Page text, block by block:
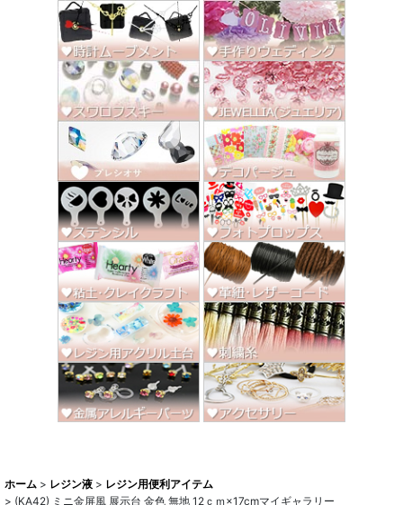
ホーム > レジン液 > レジン用便利アイテム
> (KA42) ミニ金屏風 展示台 金色 無地 12ｃｍ×17cmマイギャラリー